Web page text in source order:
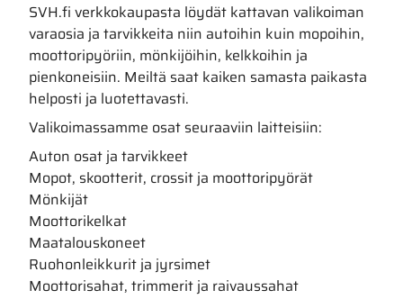
SVH.fi verkkokaupasta löydät kattavan valikoiman
varaosia ja tarvikkeita niin autoihin kuin mopoihin,
moottoripyöriin, mönkijöihin, kelkkoihin ja
pienkoneisiin. Meiltä saat kaiken samasta paikasta
helposti ja luotettavasti.
Valikoimassamme osat seuraaviin laitteisiin:
Auton osat ja tarvikkeet
Mopot, skootterit, crossit ja moottoripyörät
Mönkijät
Moottorikelkat
Maatalouskoneet
Ruohonleikkurit ja jyrsimet
Moottorisahat, trimmerit ja raivaussahat